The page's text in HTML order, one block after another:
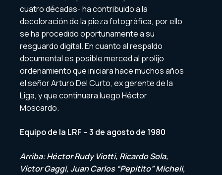
cuatro décadas- ha contribuido a la
decoloración de la pieza fotográfica, por ello
se ha procedido oportunamente a su
resguardo digital. En cuanto al respaldo
documental es posible merced al prolijo
ordenamiento que iniciara hace muchos años
el señor Arturo Del Curto, ex gerente de la
Liga, y que continuara luego Héctor
Moscardo.
Equipo de la LRF – 3 de agosto de 1980
Arriba: Héctor Rudy Viotti, Ricardo Sola,
Víctor Gaggi, Juan Carlos “Pepitito” Micheli,